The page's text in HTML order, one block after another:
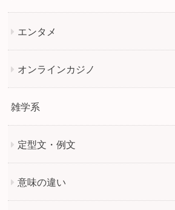
エンタメ
オンラインカジノ
雑学系
定型文・例文
意味の違い